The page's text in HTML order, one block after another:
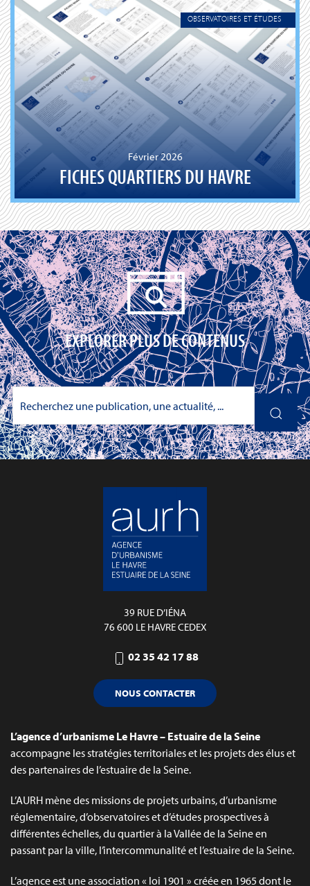
OBSERVATOIRES ET ÉTUDES
Février 2026
FICHES QUARTIERS DU HAVRE
EXPLORER PLUS DE CONTENUS
39 RUE D’IÉNA
76 600 LE HAVRE CEDEX
02 35 42 17 88
NOUS CONTACTER
L’agence d’urbanisme Le Havre – Estuaire de la Seine
accompagne les stratégies territoriales et les projets des élus et
des partenaires de l’estuaire de la Seine.
L’AURH mène des missions de projets urbains, d’urbanisme
réglementaire, d’observatoires et d’études prospectives à
différentes échelles, du quartier à la Vallée de la Seine en
passant par la ville, l’intercommunalité et l’estuaire de la Seine.
L’agence est une association « loi 1901 » créée en 1965 dont le